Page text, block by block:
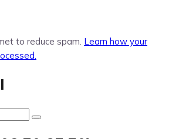
to reduce spam. Learn how your